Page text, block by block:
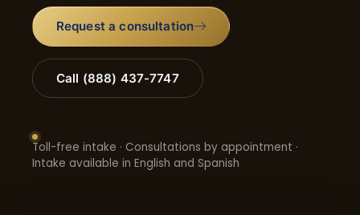
Request a consultation
Call (888) 437-7747
Toll-free intake · Consultations by appointment ·
Intake available in English and Spanish